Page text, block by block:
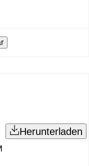
Herunterladen